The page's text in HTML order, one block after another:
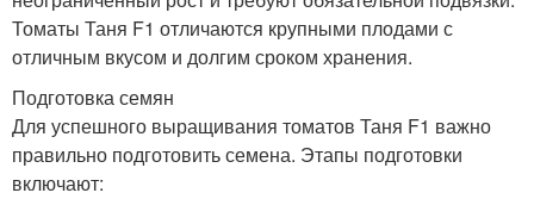
Томаты Таня F1 отличаются крупными плодами с
отличным вкусом и долгим сроком хранения.
Подготовка семян
Для успешного выращивания томатов Таня F1 важно
правильно подготовить семена. Этапы подготовки
включают: